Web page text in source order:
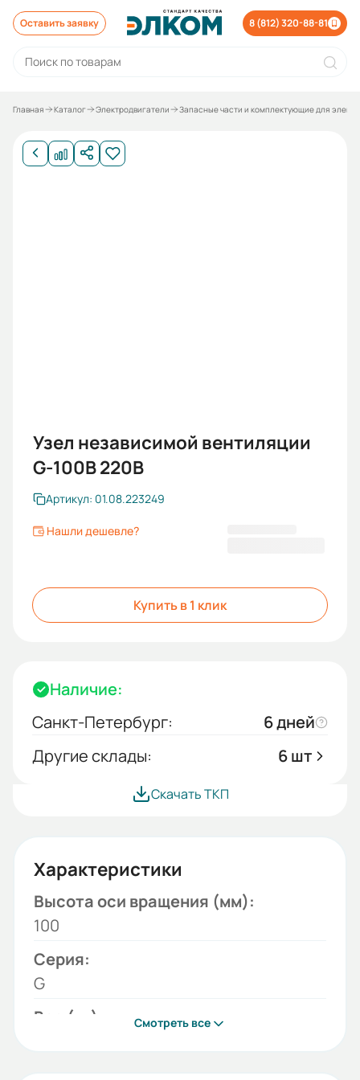
Оставить заявку 8 (812) 320-88-81
Главная Каталог Электродвигатели Запасные части и комплектующие для
Узел независимой вентиляции
G-100В 220В
Артикул: 01.08.223249
Нашли дешевле?
Купить в 1 клик
Наличие:
Санкт-Петербург:
6 дней
Другие склады:
6 шт
Скачать ТКП
Характеристики
Высота оси вращения (мм):
100
Серия:
G
Вес (кг):
Смотреть все